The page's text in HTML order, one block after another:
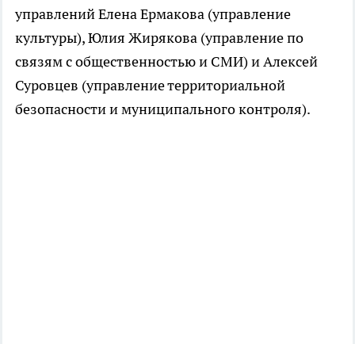
управлений Елена Ермакова (управление
культуры), Юлия Жирякова (управление по
связям с общественностью и СМИ) и Алексей
Суровцев (управление территориальной
безопасности и муниципального контроля).